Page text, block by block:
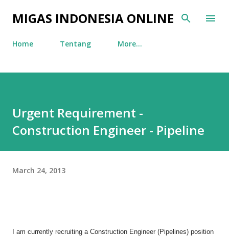
Skip to main content
MIGAS INDONESIA ONLINE
Home Tentang More…
Urgent Requirement -
Construction Engineer - Pipeline
March 24, 2013
I am currently recruiting a Construction Engineer (Pipelines) position